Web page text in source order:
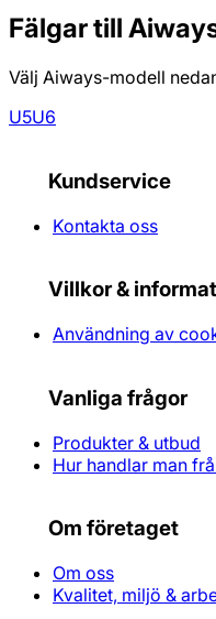
Fälgar till
Välj Aiways-modell
U5U6
Kundservice
Kontakta oss
Villkor &
Användning av
Vanliga frågor
Produkter & utbud
Hur handlar man
Om företaget
Om oss
Kvalitet, miljö &